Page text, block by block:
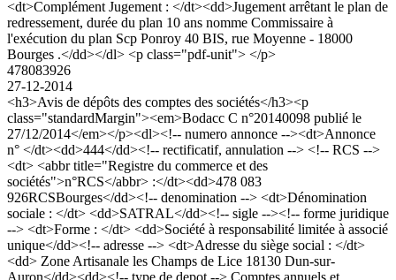
<dt>Complément Jugement : </dt><dd>Jugement arrêtant le plan de
redressement, durée du plan 10 ans nomme Commissaire à
l'exécution du plan Scp Ponroy 40 BIS, rue Moyenne - 18000
Bourges .</dd></dl> <p class="pdf-unit"> </p>
478083926
27-12-2014
<h3>Avis de dépôts des comptes des sociétés</h3><p
class="standardMargin"><em>Bodacc C n°20140098 publié le
27/12/2014</em></p><dl><!-- numero annonce --><dt>Annonce
n° </dt><dd>444</dd><!-- rectificatif, annulation --> <!-- RCS -->
<dt> <abbr title="Registre du commerce et des
sociétés">n°RCS</abbr> :</dt><dd>478 083
926RCSBourges</dd><!-- denomination --> <dt>Dénomination
sociale : </dt> <dd>SATRAL</dd><!-- sigle --><!-- forme juridique
--> <dt>Forme : </dt> <dd>Société à responsabilité limitée à associé
unique</dd><!-- adresse --> <dt>Adresse du siège social : </dt>
<dd> Zone Artisanale les Champs de Lice 18130 Dun-sur-
Auron</dd><dd><!-- type de depot --> Comptes annuels et